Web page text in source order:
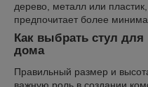
дерево, металл или
предпочитает более
Как выбрать стул для
дома
Правильный размер и